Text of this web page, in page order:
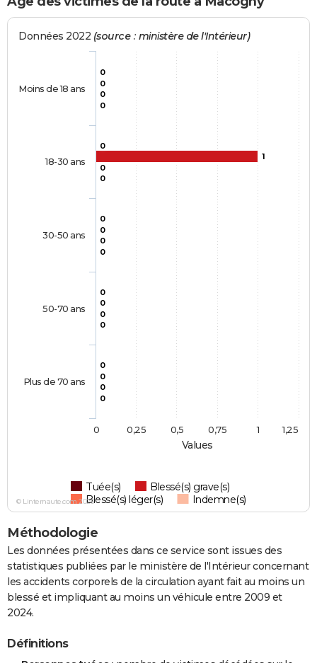
Values
Données 2022 (source : ministère de l'Intérieur)
0
0
0
0
0
0
1
0
0
0
0
0
0
0
0
0
0
0
0
0
Tuée(s)
Blessé(s) grave(s)
Blessé(s) léger(s)
Indemne(s)
Moins de 18 ans
18-30 ans
30-50 ans
50-70 ans
Plus de 70 ans
0 1
0,25 0,5 0,75 1,25
© Linternaute.com 2026
Méthodologie
Les données présentées dans ce service sont issues des
statistiques publiées par le ministère de l'Intérieur concernant
les accidents corporels de la circulation ayant fait au moins un
blessé et impliquant au moins un véhicule entre 2009 et
2024.
Définitions